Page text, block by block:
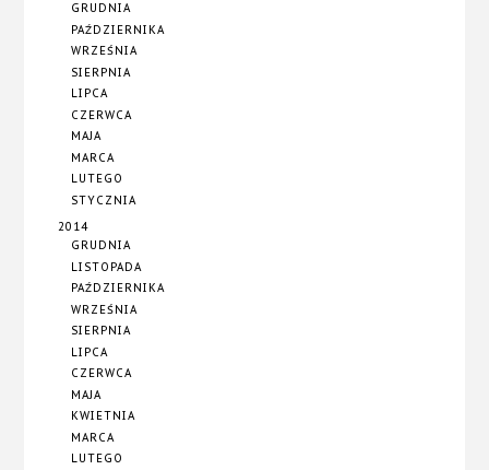
GRUDNIA
PAŹDZIERNIKA
WRZEŚNIA
SIERPNIA
LIPCA
CZERWCA
MAJA
MARCA
LUTEGO
STYCZNIA
2014
GRUDNIA
LISTOPADA
PAŹDZIERNIKA
WRZEŚNIA
SIERPNIA
LIPCA
CZERWCA
MAJA
KWIETNIA
MARCA
LUTEGO